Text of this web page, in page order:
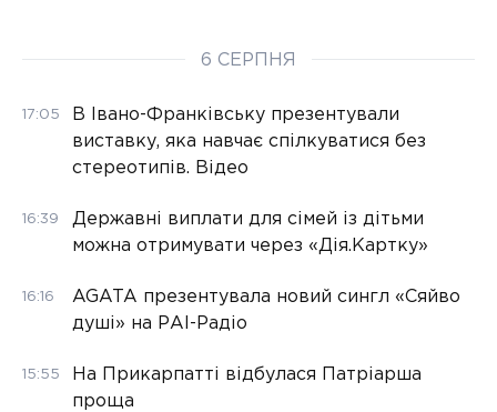
6 СЕРПНЯ
17:05
В Івано-Франківську презентували
виставку, яка навчає спілкуватися без
стереотипів. Відео
16:39
Державні виплати для сімей із дітьми
можна отримувати через «Дія.Картку»
16:16
AGATA презентувала новий сингл «Сяйво
душі» на РАІ-Радіо
15:55
На Прикарпатті відбулася Патріарша
проща